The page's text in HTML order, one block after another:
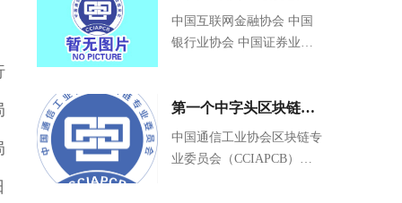
国银行业协会 中国证券
业协会 关于防范NFT相
中国互联网金融协会 中国
银行业协会 中国证券业协
第一个中字头区块链专
委会招募2022会员单位
中国通信工业协会区块链专
业委员会（CCIAPCB）是